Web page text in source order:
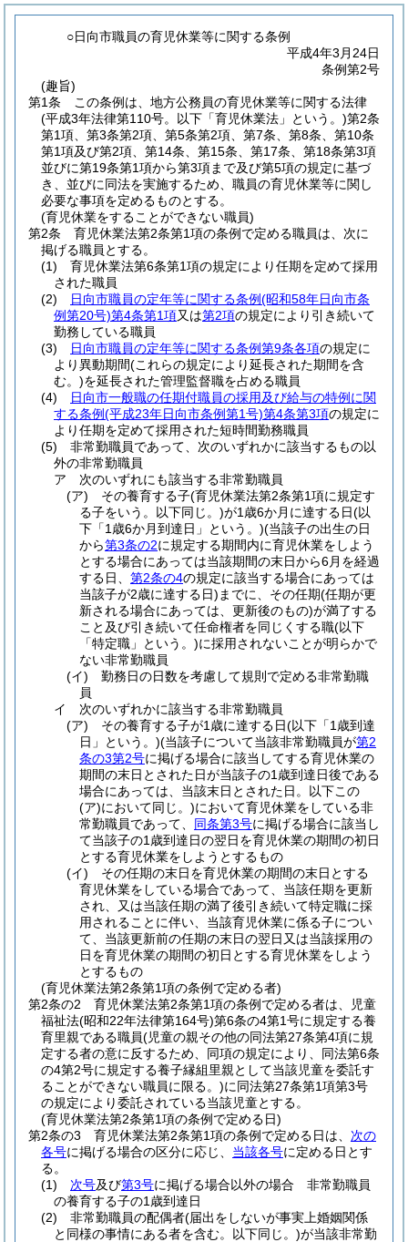
○日向市職員の育児休業等に関する条例
平成4年3月24日
条例第2号
(趣旨)
第1条
この条例は、地方公務員の育児休業等に関する法律
(平成3年法律第110号。以下「育児休業法」という。)第2条
第1項、第3条第2項、第5条第2項、第7条、第8条、第10条
第1項及び第2項、第14条、第15条、第17条、第18条第3項
並びに第19条第1項から第3項まで及び第5項の規定に基づ
き、並びに同法を実施するため、職員の育児休業等に関し
必要な事項を定めるものとする。
(育児休業をすることができない職員)
第2条
育児休業法第2条第1項の条例で定める職員は、次に
掲げる職員とする。
(1)
育児休業法第6条第1項の規定により任期を定めて採用
された職員
(2)
日向市職員の定年等に関する条例(昭和58年日向市条
例第20号)第4条第1項又は第2項の規定により引き続いて
勤務している職員
(3)
日向市職員の定年等に関する条例第9条各項の規定に
より異動期間(これらの規定により延長された期間を含
む。)を延長された管理監督職を占める職員
(4)
日向市一般職の任期付職員の採用及び給与の特例に関
する条例(平成23年日向市条例第1号)第4条第3項の規定に
より任期を定めて採用された短時間勤務職員
(5)
非常勤職員であって、次のいずれかに該当するもの以
外の非常勤職員
ア
次のいずれにも該当する非常勤職員
(ア)
その養育する子(育児休業法第2条第1項に規定す
る子をいう。以下同じ。)が1歳6か月に達する日(以
下「1歳6か月到達日」という。)(当該子の出生の日
から第3条の2に規定する期間内に育児休業をしよう
とする場合にあっては当該期間の末日から6月を経過
する日、第2条の4の規定に該当する場合にあっては
当該子が2歳に達する日) までに、その任期(任期が更
新される場合にあっては、更新後のもの)が満了する
こと及び引き続いて任命権者を同じくする職(以下
「特定職」という。)に採用されないことが明らかで
ない非常勤職員
(イ)
勤務日の日数を考慮して規則で定める非常勤職
員
イ
次のいずれかに該当する非常勤職員
(ア)
その養育する子が1歳に達する日(以下「1歳到達
日」という。)(当該子について当該非常勤職員が第2
条の3第2号に掲げる場合に該当してする育児休業の
期間の末日とされた日が当該子の1歳到達日後である
場合にあっては、当該末日とされた日。以下この
(ア)において同じ。)において育児休業をしている非
常勤職員であって、 同条第3号に掲げる場合に該当し
て当該子の1歳到達日の翌日を育児休業の期間の初日
とする育児休業をしようとするもの
(イ)
その任期の末日を育児休業の期間の末日とする
育児休業をしている場合であって、当該任期を更新
され、又は当該任期の満了後引き続いて特定職に採
用されることに伴い、当該育児休業に係る子につい
て、当該更新前の任期の末日の翌日又は当該採用の
日を育児休業の期間の初日とする育児休業をしよう
とするもの
(育児休業法第2条第1項の条例で定める者)
第2条の2
育児休業法第2条第1項の条例で定める者は、児童
福祉法(昭和22年法律第164号)第6条の4第1号に規定する養
育里親である職員(児童の親その他の同法第27条第4項に規
定する者の意に反するため、同項の規定により、同法第6条
の4第2号に規定する養子縁組里親として当該児童を委託す
ることができない職員に限る。)に同法第27条第1項第3号
の規定により委託されている当該児童とする。
(育児休業法第2条第1項の条例で定める日)
第2条の3
育児休業法第2条第1項の条例で定める日は、 次の
各号に掲げる場合の区分に応じ、 当該各号に定める日とす
る。
(1)
次号及び第3号に掲げる場合以外の場合 非常勤職員
の養育する子の1歳到達日
(2)
非常勤職員の配偶者(届出をしないが事実上婚姻関係
と同様の事情にある者を含む。以下同じ。)が当該非常勤